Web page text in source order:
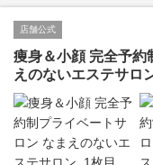
店舗公式
痩身＆小顔 完全予約
えのないエステサロ